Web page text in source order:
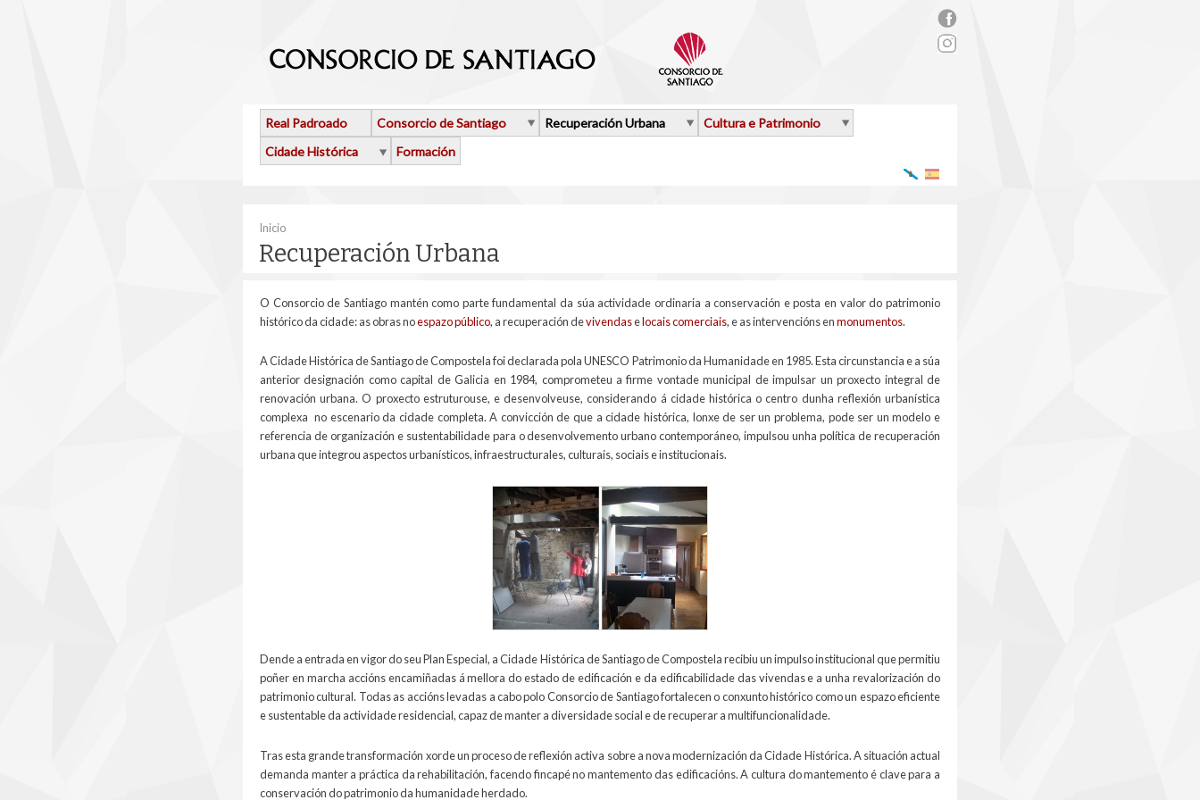
rs_facebook.png
Real Padroado Consorcio de Santiago Recuperación Urbana
Cultura e Patrimonio
Cidade Histórica
Formación
Vostede está aquí
Inicio
Recuperación Urbana
O Consorcio de Santiago mantén como parte fundamental da súa actividade ordinaria a conservación e posta en valor do patrimonio
histórico da cidade: as obras noespazo público, a recuperación devivendaselocais comerciais, e as intervencións enmonumentos.
A Cidade Histórica de Santiago de Compostela foi declarada pola UNESCO Patrimonio da Humanidade en 1985. Esta circunstancia e a súa
anterior designación como capital de Galicia en 1984, comprometeu a firme vontade municipal de impulsar un proxecto integral de
renovación urbana. O proxecto estruturouse, e desenvolveuse, considerando á cidade histórica o centro dunha reflexión urbanística
complexa no escenario da cidade completa. A convicción de que a cidade histórica, lonxe de ser un problema, pode ser un modelo e
referencia de organización e sustentabilidade para o desenvolvemento urbano contemporáneo, impulsou unha política de recuperación
urbana que integrou aspectos urbanísticos, infraestructurales, culturais, sociais e institucionais.
Dende a entrada en vigor do seu Plan Especial, a Cidade Histórica de Santiago de Compostela recibiu un impulso institucional que permitiu
poñer en marcha accións encamiñadas á mellora do estado de edificación e da edificabilidade das vivendas e a unha revalorización do
patrimonio cultural. Todas as accións levadas a cabo polo Consorcio de Santiago fortalecen o conxunto histórico como un espazo eficiente
e sustentable da actividade residencial, capaz de manter a diversidade social e de recuperar a multifuncionalidade.
Tras esta grande transformación xorde un proceso de reflexión activa sobre a nova modernización da Cidade Histórica. A situación actual
demanda manter a práctica da rehabilitación, facendo fincapé no mantemento das edificacións. A cultura do mantemento é clave para a
conservación do patrimonio da humanidade herdado.